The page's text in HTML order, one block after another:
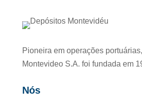
Pioneira em operações
Montevideo S.A. foi fundada em
Nós